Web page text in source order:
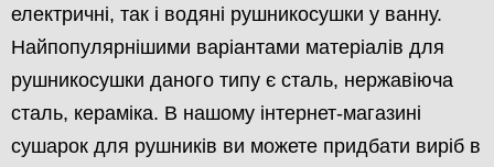
електричні, так і водяні рушникосушки у ванну.
Найпопулярнішими варіантами матеріалів для
рушникосушки даного типу є сталь, нержавіюча
сталь, кераміка. В нашому інтернет-магазині
сушарок для рушників ви можете придбати виріб в